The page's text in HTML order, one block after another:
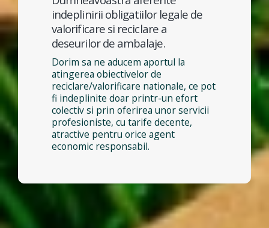
indeplinirii obligatiilor legale de
valorificare si reciclare a
deseurilor de ambalaje.
Dorim sa ne aducem aportul la
atingerea obiectivelor de
reciclare/valorificare nationale, ce pot
fi indeplinite doar printr-un efort
colectiv si prin oferirea unor servicii
profesioniste, cu tarife decente,
atractive pentru orice agent
economic responsabil.